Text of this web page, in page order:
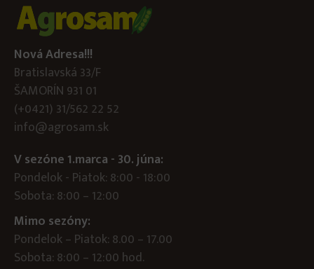
Nová Adresa!!!
Bratislavská 33/F
ŠAMORÍN 931 01
(+0421) 31/562 22 52
info@agrosam.sk
V sezóne 1.marca - 30. júna:
Pondelok - Piatok: 8:00 - 18:00
Sobota: 8:00 – 12:00
Mimo sezóny:
Pondelok – Piatok: 8.00 – 17.00
Sobota: 8:00 – 12:00 hod.